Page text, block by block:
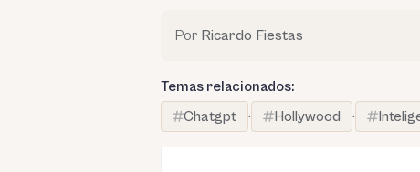
Por Ricardo Fiestas
Temas relacionados:
Chatgpt
· Hollywood ·